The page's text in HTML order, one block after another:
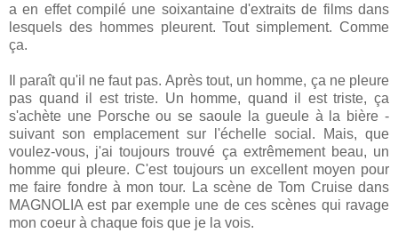
a en effet compilé une soixantaine d'extraits de films dans
lesquels des hommes pleurent. Tout simplement. Comme
ça.
Il paraît qu'il ne faut pas. Après tout, un homme, ça ne pleure
pas quand il est triste. Un homme, quand il est triste, ça
s'achète une Porsche ou se saoule la gueule à la bière -
suivant son emplacement sur l'échelle social. Mais, que
voulez-vous, j'ai toujours trouvé ça extrêmement beau, un
homme qui pleure. C'est toujours un excellent moyen pour
me faire fondre à mon tour. La scène de Tom Cruise dans
MAGNOLIA est par exemple une de ces scènes qui ravage
mon coeur à chaque fois que je la vois.